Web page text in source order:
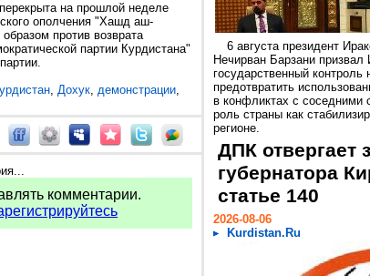
на прошлой неделе
ополчения "Хашд аш-
против возврата
партии Курдистана"
, Дохук, демонстрации,
комментарии.
6 августа президент
Нечирван Барзани призвал
государственный контроль
предотвратить
в конфликтах с соседними
роль страны как
регионе.
ДПК отвергает
губернатора
статье 140
2026-08-06
Kurdistan.Ru